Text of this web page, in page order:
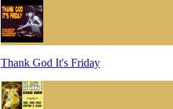
Thank God It's Friday